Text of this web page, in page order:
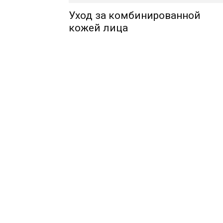
Уход за комбинированной
кожей лица